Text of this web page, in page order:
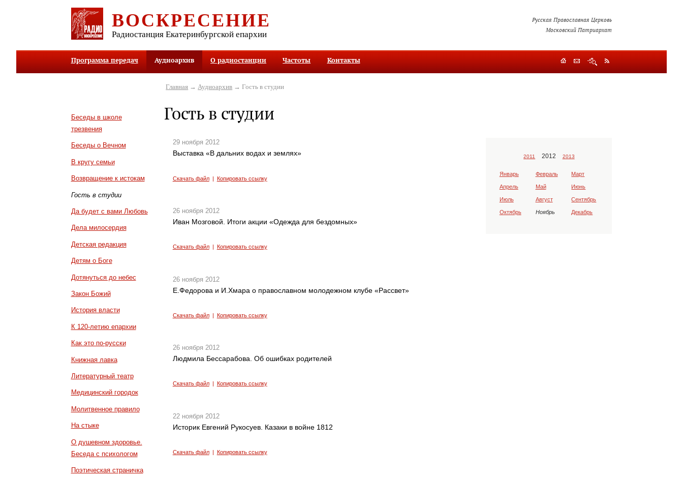
ВОСКРЕСЕНИЕ
Радиостанция Екатеринбургской епархии
Русская Православная Церковь
Московский Патриархат
Программа передач Аудиоархив О радиостанции Частоты Контакты
Беседы в школе
трезвения
Беседы о Вечном
В кругу семьи
Возвращение к истокам
Гость в студии
Да будет с вами Любовь
Дела милосердия
Детская редакция
Детям о Боге
Дотянуться до небес
Закон Божий
История власти
К 120-летию епархии
Как это по-русски
Книжная лавка
Литературный театр
Медицинский городок
Молитвенное правило
На стыке
О душевном здоровье.
Беседа с психологом
Поэтическая страничка
Главная → Аудиоархив → Гость в студии
Гость в студии
29 ноября 2012
Выставка «В дальних водах и землях»
Скачать файл| Копировать ссылку
26 ноября 2012
Иван Мозговой. Итоги акции «Одежда для бездомных»
Скачать файл| Копировать ссылку
26 ноября 2012
Е.Федорова и И.Хмара о православном молодежном клубе «Рассвет»
Скачать файл| Копировать ссылку
26 ноября 2012
Людмила Бессарабова. Об ошибках родителей
Скачать файл| Копировать ссылку
22 ноября 2012
Историк Евгений Рукосуев. Казаки в войне 1812
Скачать файл| Копировать ссылку
2011 2012 2013
Январь Февраль Март
Апрель Май Июнь
Июль Август Сентябрь
Октябрь Ноябрь Декабрь